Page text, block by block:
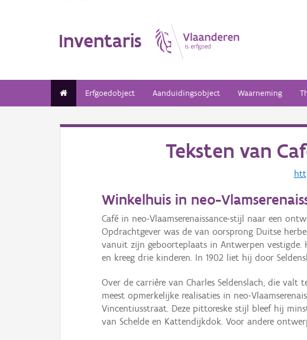
Inventaris
Erfgoedobject Aanduidingsobject Waarneming
Teksten van
Winkelhuis in neo-
Café in neo-Vlaamserenaissance-stijl naar een
Opdrachtgever was de van oorsprong Duitse
vanuit zijn geboorteplaats in Antwerpen vestigde.
en kreeg drie kinderen. In 1902 liet hij door
Over de carrière van Charles Seldenslach, die valt
meest opmerkelijke realisaties in neo-
Vincentiusstraat. Deze pittoreske stijl bleef hij
van Schelde en Kattendijkdok. Voor andere